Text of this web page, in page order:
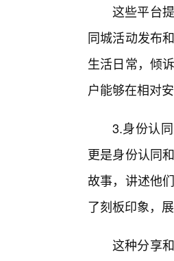
这些平台
同城活动发布
生活日常，倾
户能够在相对
3.身份认
更是身份认同
故事，讲述他
了刻板印象，
这种分享